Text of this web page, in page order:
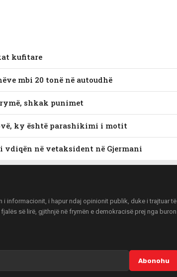
kufitare
mbi 20 tonë në autoudhë
shkak punimet
ky është parashikimi i motit
vdiqën në vetaksident në Gjermani
informacionit, i hapur ndaj opinionit publik, duke i trajtuar të
së lirë, gjithnjë në frymën e demokracisë prej nga buron
Abonohu